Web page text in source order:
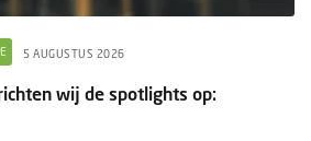
5 AUGUSTUS 2026
wij de spotlights op: